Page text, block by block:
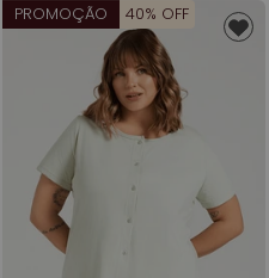
PROMOÇÃO 40% OFF